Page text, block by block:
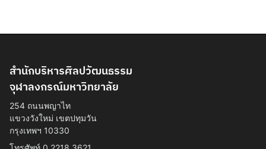
สำนักบริหารศิลปวัฒนธรรม
จุฬาลงกรณ์มหาวิทยาลัย
254 ถนนพญาไท
แขวงวังใหม่ เขตปทุมวัน
กรุงเทพฯ 10330